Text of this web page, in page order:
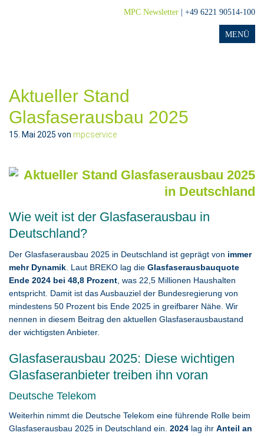
MPC Newsletter | +49 6221 90514-100
Aktueller Stand
Glasfaserausbau 2025
15. Mai 2025 von mpcservice
Wie weit ist der Glasfaserausbau in
Deutschland?
Der Glasfaserausbau 2025 in Deutschland ist geprägt von immer
mehr Dynamik . Laut BREKO lag die Glasfaserausbauquote
Ende 2024 bei 48,8 Prozent , was 22,5 Millionen Haushalten
entspricht. Damit ist das Ausbauziel der Bundesregierung von
mindestens 50 Prozent bis Ende 2025 in greifbarer Nähe. Wir
nennen in diesem Beitrag den aktuellen Glasfaserausbaustand
der wichtigsten Anbieter.
Glasfaserausbau 2025: Diese wichtigen
Glasfaseranbieter treiben ihn voran
Deutsche Telekom
Weiterhin nimmt die Deutsche Telekom eine führende Rolle beim
Glasfaserausbau 2025 in Deutschland ein. 2024 lag ihr Anteil an